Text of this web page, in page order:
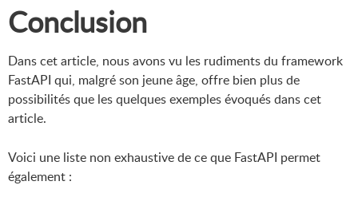
Conclusion
Dans cet article, nous avons vu les rudiments du framework
FastAPI qui, malgré son jeune âge, offre bien plus de
possibilités que les quelques exemples évoqués dans cet
article.
Voici une liste non exhaustive de ce que FastAPI permet
également :